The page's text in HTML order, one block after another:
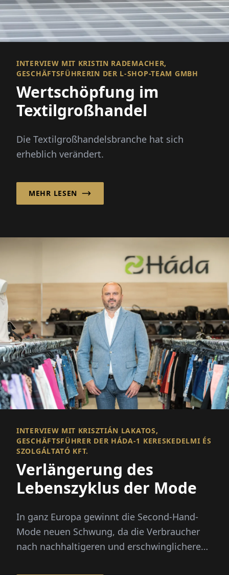
INTERVIEW MIT KRISTIN RADEMACHER,
GESCHÄFTSFÜHRERIN DER L-SHOP-TEAM GMBH
Wertschöpfung im
Textilgroßhandel
Die Textilgroßhandelsbranche hat sich
erheblich verändert.
MEHR LESEN
INTERVIEW MIT KRISZTIÁN LAKATOS,
GESCHÄFTSFÜHRER DER HÁDA-1 KERESKEDELMI ÉS
SZOLGÁLTATÓ KFT.
Verlängerung des
Lebenszyklus der Mode
In ganz Europa gewinnt die Second-Hand-
Mode neuen Schwung, da die Verbraucher
nach nachhaltigeren und erschwinglicheren